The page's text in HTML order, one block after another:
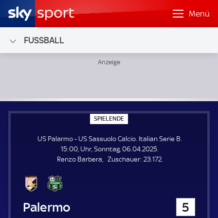
Menü
FUSSBALL
SPIELENDE
P
E
L
E
N
US Palarmo - US Sassuolo Calcio. Italian Serie B.
15:00, Uhr, Sonntag, 06.04.2025.
Renzo Barbera
Zuschauer: Z
23.172.
US Palarmo 5